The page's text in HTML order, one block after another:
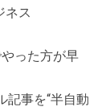
ネス
った方が早
記事を“半自動